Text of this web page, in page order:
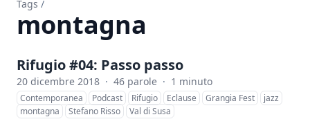
Tags /
montagna
Rifugio #04: Passo passo
20 dicembre 2018 · 46 parole · 1 minuto
Contemporanea Podcast Rifugio Eclause Grangia Fest
jazz
montagna
Stefano Risso Val di Susa